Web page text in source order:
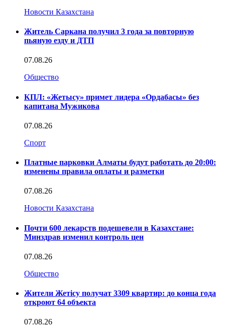
Новости Казахстана
Житель Саркана получил 3 года за повторную
пьяную езду и ДТП
07.08.26
Общество
КПЛ: «Жетысу» примет лидера «Ордабасы» без
капитана Мужикова
07.08.26
Спорт
Платные парковки Алматы будут работать до 20:00:
изменены правила оплаты и разметки
07.08.26
Новости Казахстана
Почти 600 лекарств подешевели в Казахстане:
Минздрав изменил контроль цен
07.08.26
Общество
Жители Жетісу получат 3309 квартир: до конца года
откроют 64 объекта
07.08.26